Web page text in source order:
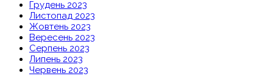
Грудень 2023
Листопад 2023
Жовтень 2023
Вересень 2023
Серпень 2023
Липень 2023
Червень 2023